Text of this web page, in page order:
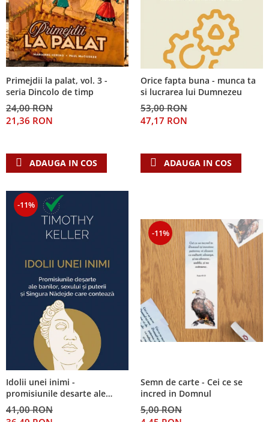
Primejdii la palat, vol. 3 -
seria Dincolo de timp
24,00 RON
21,36 RON
ADAUGA IN COS
Orice fapta buna - munca ta
si lucrarea lui Dumnezeu
53,00 RON
47,17 RON
ADAUGA IN COS
-11%
Idolii unei inimi -
promisiunile desarte ale
banilor, sexului si puterii si
Singura Nadejde care
41,00 RON
-11%
Semn de carte - Cei ce se
incred in Domnul
5,00 RON